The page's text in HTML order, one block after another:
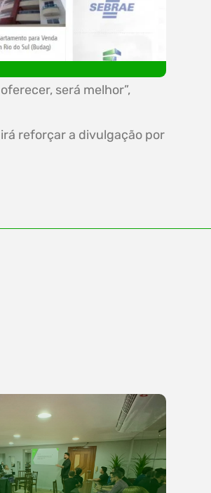
será melhor”,
reforçar a divulgação por